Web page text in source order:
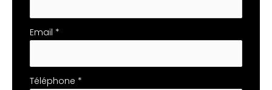
Email *
Téléphone *